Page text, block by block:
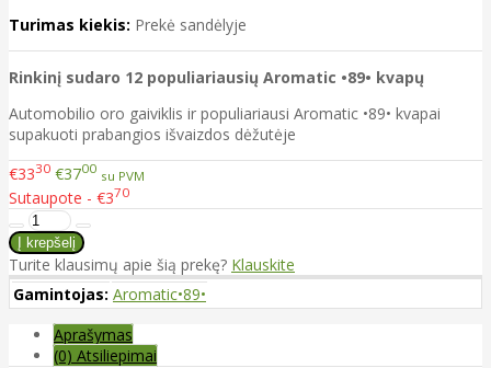
Turimas kiekis: Prekė sandėlyje
Rinkinį sudaro 12 populiariausių Aromatic •89• kvapų
Automobilio oro gaiviklis ir populiariausi Aromatic •89• kvapai
supakuoti prabangios išvaizdos dėžutėje
€3330 €3700 su PVM
Sutaupote - €370
Turite klausimų apie šią prekę? Klauskite
Gamintojas: Aromatic•89•
Aprašymas
(0) Atsiliepimai